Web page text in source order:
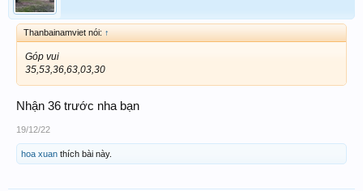
Thanbainamviet nói: ↑
Góp vui
35,53,36,63,03,30
Nhận 36 trước nha bạn
19/12/22
hoa xuan thích bài này.